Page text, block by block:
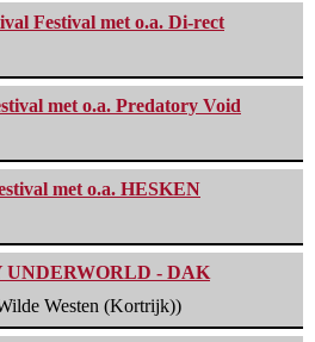
Festival met o.a. Di-rect
met o.a. Predatory Void
met o.a. HESKEN
- DAK
Westen (Kortrijk))